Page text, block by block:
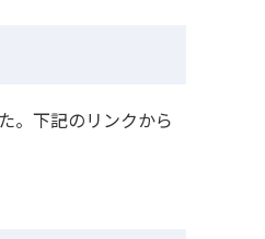
。下記のリンクから